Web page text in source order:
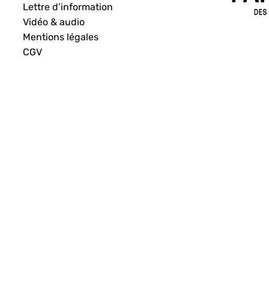
Lettre d’information
Vidéo & audio
Mentions légales
CGV